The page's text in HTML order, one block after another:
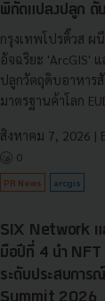
พิกัดแปลงปลูก ดัน
กรุงเทพโปรดิ๊วส ผ
อัจฉริยะ 'ArcGIS'
ปลูกวัตถุดิบอาหาร
มาตรฐานค้าโลก
สิงหาคม 7, 2026 |
0
PR News arcgis
SIX Network แ
มือปีที่ 4 นำ
ระดับประสบกา